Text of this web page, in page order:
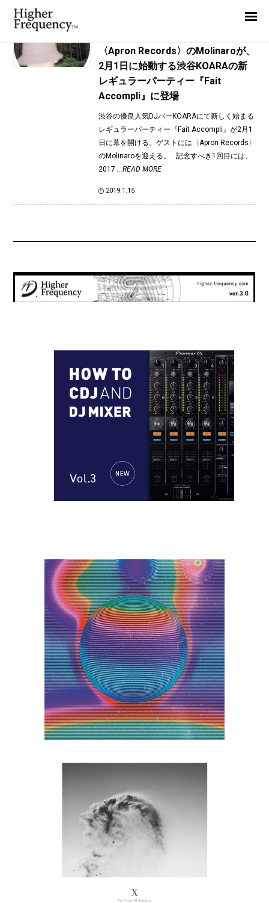
TAG: NCA
〈Apron Records〉のMolinaroが、
2月1日に始動する渋谷KOARAの新
レギュラーパーティー『Fait
Accompli』に登場
渋谷の優良人気DJバーKOARAにて新しく始まる
レギュラーパーティー『Fait Accompli』が2月1
日に幕を開ける。ゲストには〈Apron Records〉
のMolinaroを迎える。 記念すべき1回目には、
2017 ...READ MORE
2019.1.15
News
Interview
Highlight
Report